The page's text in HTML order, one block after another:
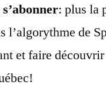
: plus la
l’algorythme de
et faire découvrir